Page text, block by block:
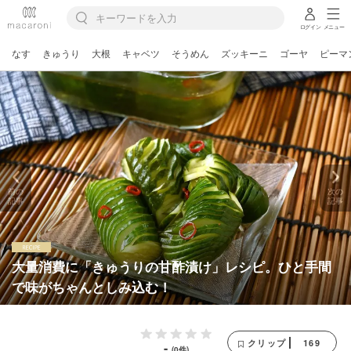
ログイン メニュー
なす きゅうり 大根 キャベツ そうめん ズッキーニ ゴーヤ ピーマ
大量消費に「きゅうりの甘酢漬け」レシピ。ひと手間
で味がちゃんとしみ込む！
前の
記事
次の
記事
クリップ 169